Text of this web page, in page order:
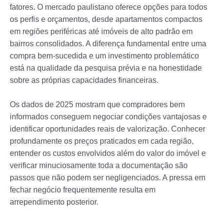
fatores. O mercado paulistano oferece opções para todos
os perfis e orçamentos, desde apartamentos compactos
em regiões periféricas até imóveis de alto padrão em
bairros consolidados. A diferença fundamental entre uma
compra bem-sucedida e um investimento problemático
está na qualidade da pesquisa prévia e na honestidade
sobre as próprias capacidades financeiras.
Os dados de 2025 mostram que compradores bem
informados conseguem negociar condições vantajosas e
identificar oportunidades reais de valorização. Conhecer
profundamente os preços praticados em cada região,
entender os custos envolvidos além do valor do imóvel e
verificar minuciosamente toda a documentação são
passos que não podem ser negligenciados. A pressa em
fechar negócio frequentemente resulta em
arrependimento posterior.